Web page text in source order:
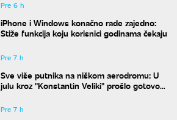
Pre 6 h
iPhone i Windows konačno rade zajedno:
Stiže funkcija koju korisnici godinama čekaju
Pre 7 h
Sve više putnika na niškom aerodromu: U
julu kroz "Konstantin Veliki" prošlo gotovo
Pre 7 h